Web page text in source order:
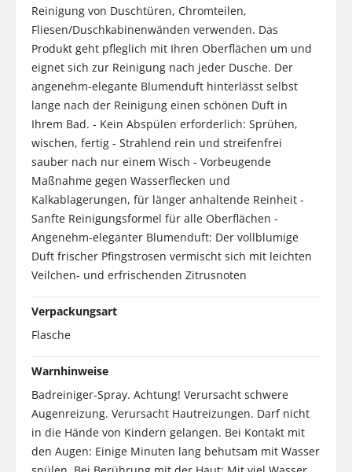
Reinigung von Duschtüren, Chromteilen,
Fliesen/Duschkabinenwänden verwenden. Das
Produkt geht pfleglich mit Ihren Oberflächen um und
eignet sich zur Reinigung nach jeder Dusche. Der
angenehm-elegante Blumenduft hinterlässt selbst
lange nach der Reinigung einen schönen Duft in
Ihrem Bad. - Kein Abspülen erforderlich: Sprühen,
wischen, fertig - Strahlend rein und streifenfrei
sauber nach nur einem Wisch - Vorbeugende
Maßnahme gegen Wasserflecken und
Kalkablagerungen, für länger anhaltende Reinheit -
Sanfte Reinigungsformel für alle Oberflächen -
Angenehm-eleganter Blumenduft: Der vollblumige
Duft frischer Pfingstrosen vermischt sich mit leichten
Veilchen- und erfrischenden Zitrusnoten
Verpackungsart
Flasche
Warnhinweise
Badreiniger-Spray. Achtung! Verursacht schwere
Augenreizung. Verursacht Hautreizungen. Darf nicht
in die Hände von Kindern gelangen. Bei Kontakt mit
den Augen: Einige Minuten lang behutsam mit Wasser